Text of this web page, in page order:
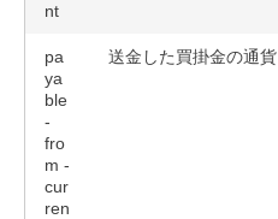
nt
pa
ya
ble
-
fro
m -
cur
ren
送金した買掛金の通貨